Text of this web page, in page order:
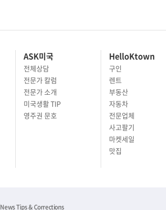
ASK미국
전체상담
전문가 칼럼
전문가 소개
미국생활 TIP
영주권 문호
HelloKtown
구인
렌트
부동산
자동차
전문업체
사고팔기
마켓세일
맛집
News Tips & Corrections